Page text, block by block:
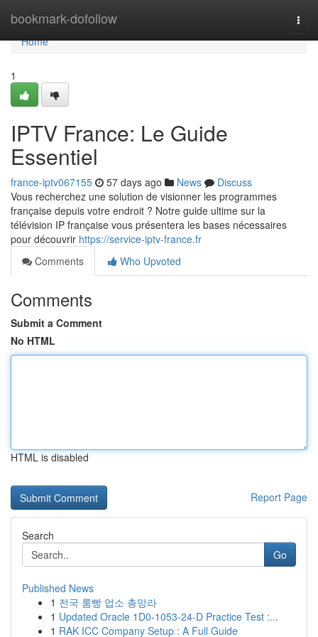
bookmark-dofollow
Home
Home
1
IPTV France: Le Guide
Essentiel
france-iptv067155 57 days ago News
Discuss
Vous recherchez une solution de visionner les programmes
française depuis votre endroit ? Notre guide ultime sur la
télévision IP française vous présentera les bases nécessaires
pour découvrir https://service-iptv-france.fr
Comments
Who Upvoted
Comments
Submit a Comment
No HTML
HTML is disabled
Report Page
Search
Go
Published News
1 전국 룸빵 업소 총망라
1 Updated Oracle 1D0-1053-24-D Practice Test :...
1 RAK ICC Company Setup : A Full Guide